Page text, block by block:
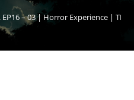
EP16 – 03 | Horror Experience | TK